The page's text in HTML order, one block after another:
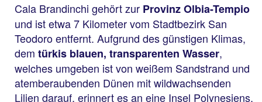
Cala Brandinchi gehört zur Provinz Olbia-Tempio
und ist etwa 7 Kilometer vom Stadtbezirk San
Teodoro entfernt. Aufgrund des günstigen Klimas,
dem türkis blauen, transparenten Wasser,
welches umgeben ist von weißem Sandstrand und
atemberaubenden Dünen mit wildwachsenden
Lilien darauf, erinnert es an eine Insel Polynesiens,